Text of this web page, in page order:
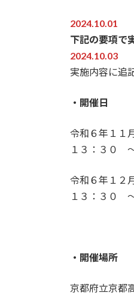
2024.10.01
下記の要項で
2024.10.03
実施内容に追記
・開催日
令和６年１１
１３：３０
令和６年１２
１３：３０
・開催場所
京都府立京都